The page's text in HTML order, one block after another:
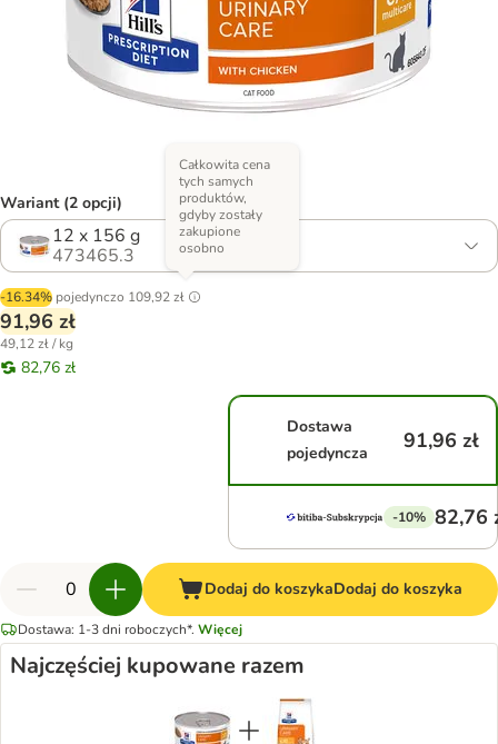
Wariant (2 opcji)
12 x 156 g
473465.3
-16.34% pojedynczo 109,92 zł
Całkowita cena
tych samych
produktów,
gdyby zostały
zakupione
osobno
91,96 zł
49,12 zł / kg
82,76 zł
Dostawa
pojedyncza
91,96 zł
-10% 82,76
Dodaj do koszykaDodaj do koszyka
Dostawa: 1-3 dni roboczych*. Więcej
Najczęściej kupowane razem